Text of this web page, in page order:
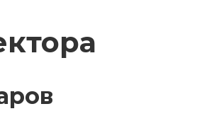
с Вашего счета.